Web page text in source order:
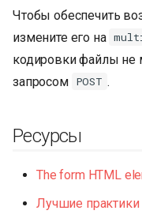
Чтобы обеспечить
измените его на
кодировки файлы не
запросом POST .
Ресурсы
The form HTML
Лучшие практики